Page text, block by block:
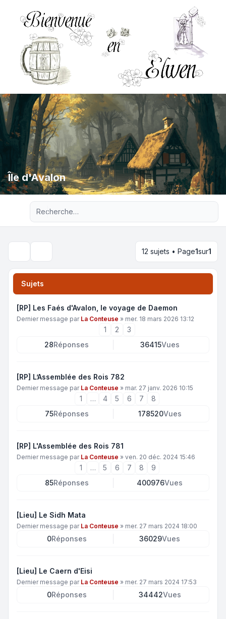
Île d'Avalon
Recherche avancée
12 sujets • Page1sur1
Sujets
[RP] Les Faés d'Avalon, le voyage de Daemon
Dernier message par La Conteuse » mer. 18 mars 2026 13:12
1 2
3
28Réponses 36415Vues
[RP] L’Assemblée des Rois 782
Dernier message par La Conteuse » mar. 27 janv. 2026 10:15
1 … 4 5 6 7
8
75Réponses 178520Vues
[RP] L'Assemblée des Rois 781
Dernier message par La Conteuse » ven. 20 déc. 2024 15:46
1 … 5 6 7 8
9
85Réponses 400976Vues
[Lieu] Le Sidh Mata
Dernier message par La Conteuse » mer. 27 mars 2024 18:00
0Réponses 36029Vues
[Lieu] Le Caern d'Eisi
Dernier message par La Conteuse » mer. 27 mars 2024 17:53
0Réponses 34442Vues